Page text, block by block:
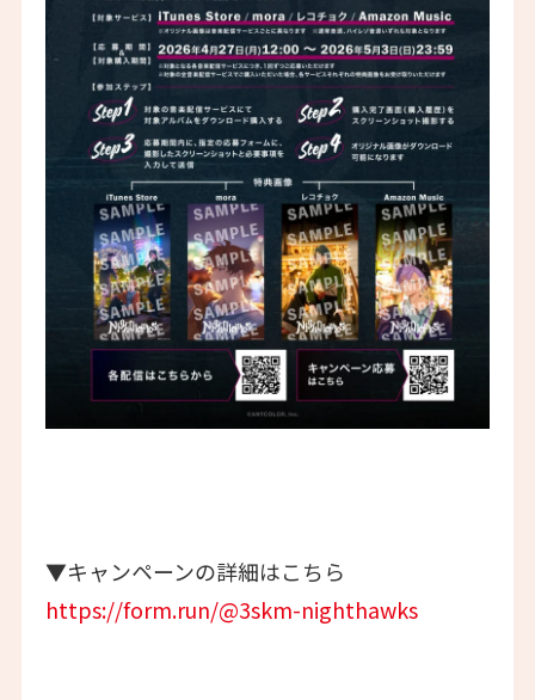
▼キャンペーンの詳細はこちら
https://form.run/@3skm-nighthawks